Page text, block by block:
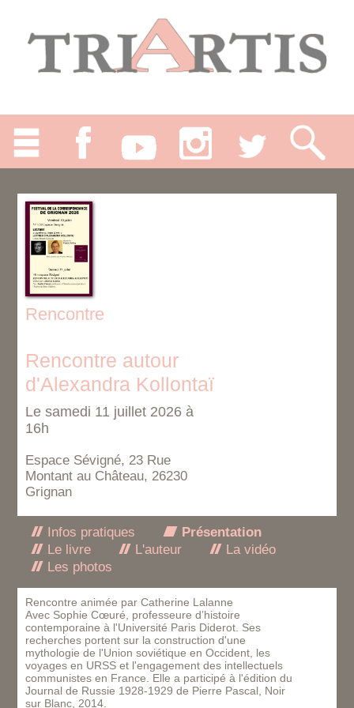
Rencontre
Rencontre autour
d'Alexandra Kollontaï
Le samedi 11 juillet 2026 à
16h
Espace Sévigné, 23 Rue
Montant au Château, 26230
Grignan
Infos pratiques
Présentation
Le livre
L'auteur
La vidéo
Les photos
Rencontre animée par Catherine Lalanne
Avec Sophie Cœuré, professeure d’histoire
contemporaine à l'Université Paris Diderot. Ses
recherches portent sur la construction d'une
mythologie de l'Union soviétique en Occident, les
voyages en URSS et l'engagement des intellectuels
communistes en France. Elle a participé à l'édition du
Journal de Russie 1928-1929 de Pierre Pascal, Noir
sur Blanc, 2014.